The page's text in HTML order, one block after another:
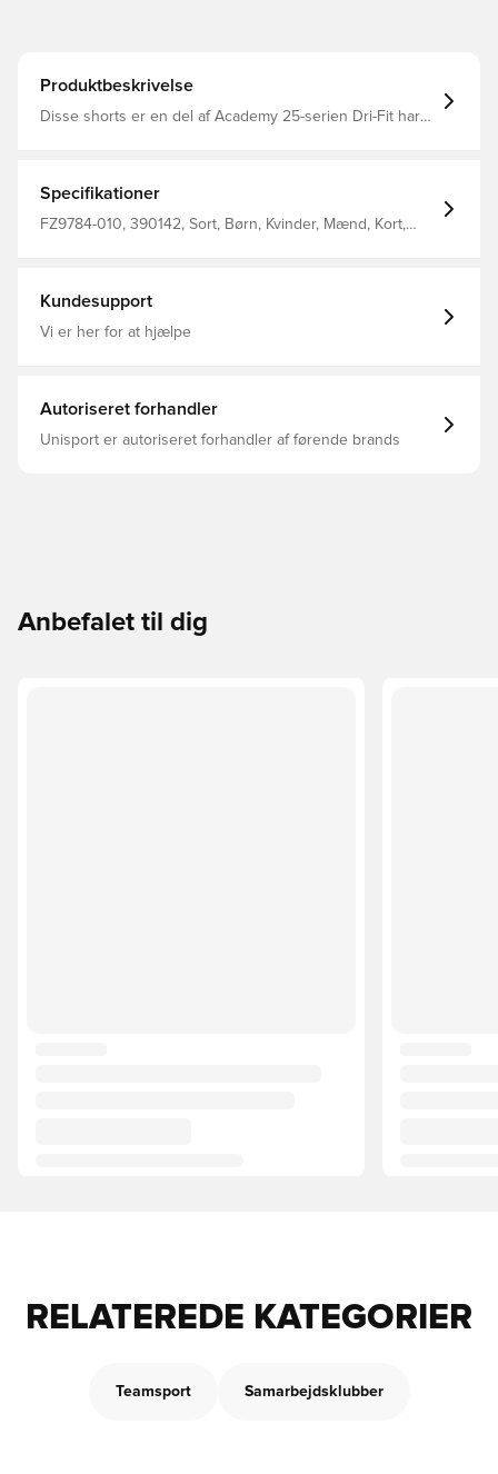
Produktbeskrivelse
Disse shorts er en del af Academy 25-serien Dri-Fit har
Specifikationer
FZ9784-010, 390142, Sort, Børn, Kvinder, Mænd, Kort,
Kundesupport
Vi er her for at hjælpe
Autoriseret forhandler
Unisport er autoriseret forhandler af førende brands
Anbefalet til dig
RELATEREDE KATEGORIER
Teamsport Samarbejdsklubber